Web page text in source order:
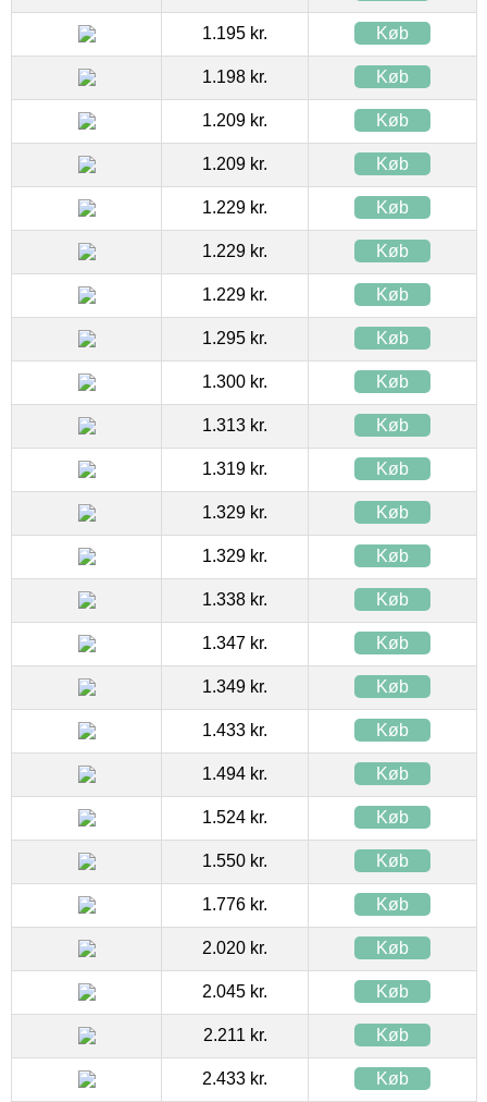
1.195 kr. Køb
1.198 kr. Køb
1.209 kr. Køb
1.209 kr. Køb
1.229 kr. Køb
1.229 kr. Køb
1.229 kr. Køb
1.295 kr. Køb
1.300 kr. Køb
1.313 kr. Køb
1.319 kr. Køb
1.329 kr. Køb
1.329 kr. Køb
1.338 kr. Køb
1.347 kr. Køb
1.349 kr. Køb
1.433 kr. Køb
1.494 kr. Køb
1.524 kr. Køb
1.550 kr. Køb
1.776 kr. Køb
2.020 kr. Køb
2.045 kr. Køb
2.211 kr. Køb
2.433 kr. Køb